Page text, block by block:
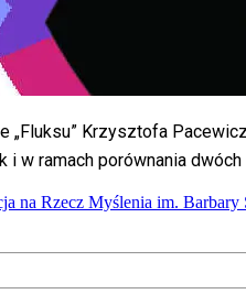
Krzysztofa
w ramach porównania
na Rzecz Myślenia im. Barbary